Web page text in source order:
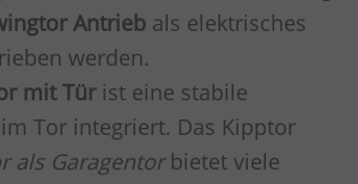
Antrieb als elektrisches
werden.
mit Türist eine stabile
Tor integriert. Das Kipptor
als Garagentorbietet viele